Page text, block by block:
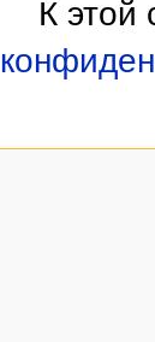
К этой